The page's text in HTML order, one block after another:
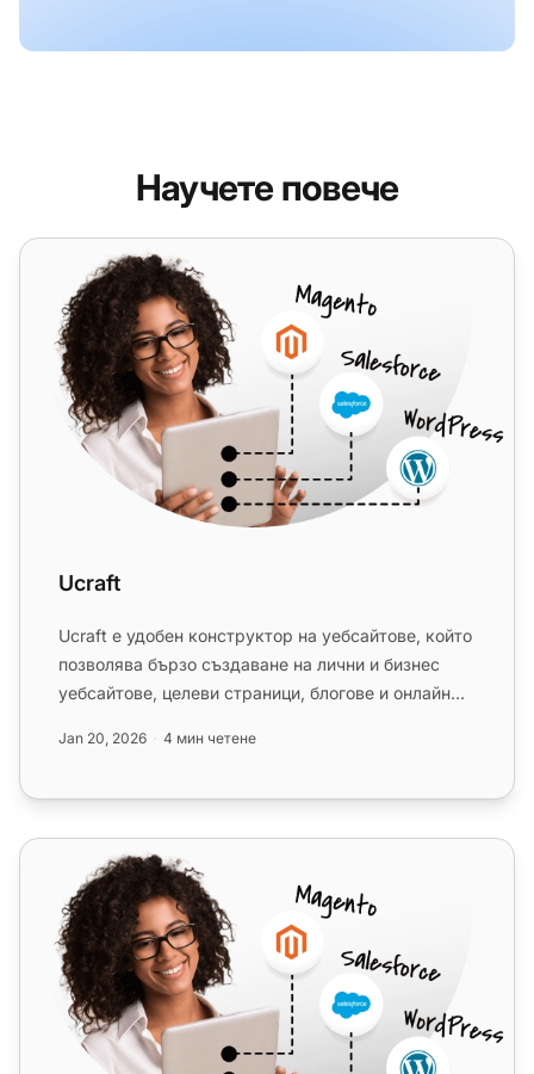
Научете повече
Ucraft
Ucraft
Ucraft е удобен конструктор на уебсайтове, който
позволява бързо създаване на лични и бизнес
уебсайтове, целеви страници, блогове и онлайн
Jan 20, 2026 4 мин четене
Wix